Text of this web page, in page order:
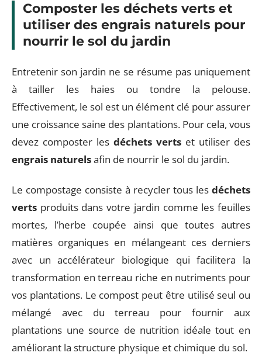
Composter les déchets verts et
utiliser des engrais naturels pour
nourrir le sol du jardin
Entretenir son jardin ne se résume pas uniquement
à tailler les haies ou tondre la pelouse.
Effectivement, le sol est un élément clé pour assurer
une croissance saine des plantations. Pour cela, vous
devez composter les déchets verts et utiliser des
engrais naturelsafin de nourrir le sol du jardin.
Le compostage consiste à recycler tous les déchets
verts produits dans votre jardin comme les feuilles
mortes, l’herbe coupée ainsi que toutes autres
matières organiques en mélangeant ces derniers
avec un accélérateur biologique qui facilitera la
transformation en terreau riche en nutriments pour
vos plantations. Le compost peut être utilisé seul ou
mélangé avec du terreau pour fournir aux
plantations une source de nutrition idéale tout en
améliorant la structure physique et chimique du sol.